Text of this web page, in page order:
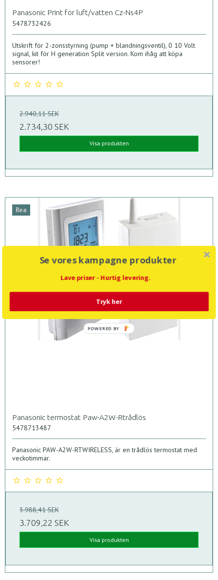
Panasonic Print för luft/vatten Cz-Ns4P
5478732426
Utskrift för 2-zonsstyrning (pump + blandningsventil), 0 10 Volt
signal, kit för H generation Split version. Kom ihåg att köpa
sensorer!
2.940,11 SEK
2.734,30 SEK
Visa produkten
Rea
Panasonic termostat Paw-A2W-Rtrådlös
5478713487
Panasonic PAW-A2W-RTWIRELESS, är en trådlös termostat med
veckotimmar.
3.988,41 SEK
3.709,22 SEK
Visa produkten
Se vores kampagne produkter
Lave priser - Hurtig levering.
Tryk her
POWERED BY